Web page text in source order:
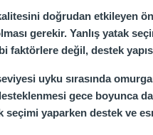
doğrudan etkileyen
gerekir. Yanlış yatak
faktörlere değil, destek
uyku sırasında
gece boyunca
seçimi yaparken destek ve